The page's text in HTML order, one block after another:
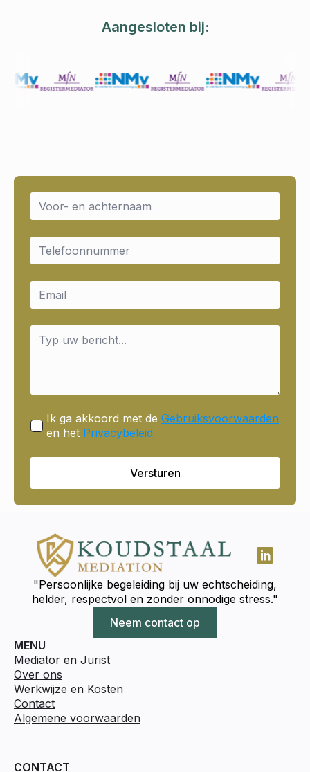
Aangesloten bij:
Name
Email
Email
Message
Ik ga akkoord met de Gebruiksvoorwaarden
en het Privacybeleid
Versturen
"Persoonlijke begeleiding bij uw echtscheiding,
helder, respectvol en zonder onnodige stress."
Neem contact op
MENU
Mediator en Jurist
Over ons
Werkwijze en Kosten
Contact
Algemene voorwaarden
CONTACT